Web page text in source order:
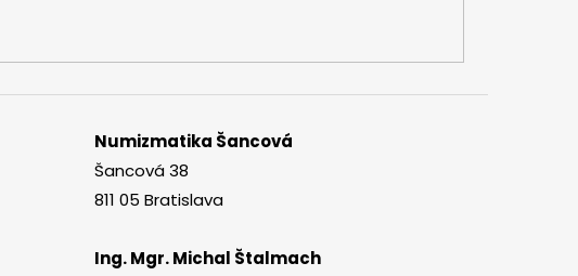
Numizmatika Šancová
Šancová 38
811 05 Bratislava
Ing. Mgr. Michal Štalmach